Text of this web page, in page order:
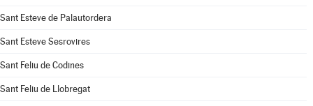
Sant Esteve de Palautordera
Sant Esteve Sesrovires
Sant Feliu de Codines
Sant Feliu de Llobregat